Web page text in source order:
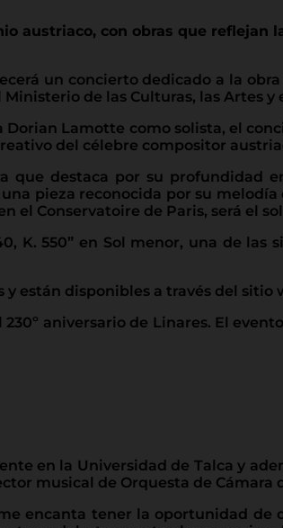
austriaco, con obras que
un concierto dedicado a la
de las Culturas, las Artes
Lamotte como solista, el
del célebre compositor
que destaca por su profundidad
pieza reconocida por su
Conservatoire de Paris, será el
K. 550” en Sol menor, una de las
y están disponibles a través del sitio
aniversario de Linares. El
en la Universidad de Talca y
musical de Orquesta de
encanta tener la oportunidad